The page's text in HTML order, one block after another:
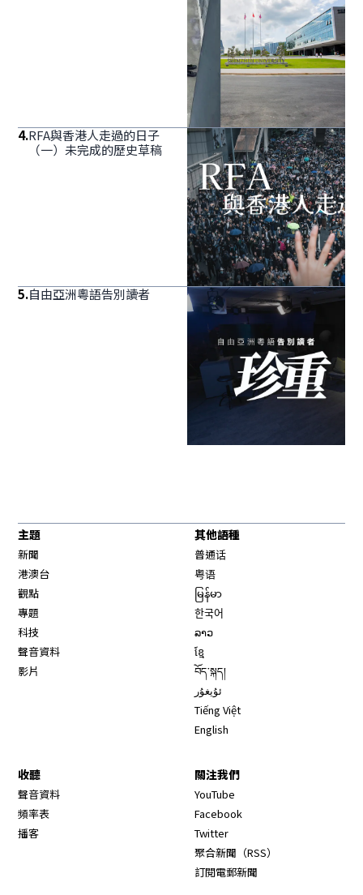
4.RFA與香港人走過的日子
（一）未完成的歷史草稿
5.自由亞洲粵語告別讀者
主題
新聞
港澳台
觀點
專題
科技
聲音資料
影片
其他語種
普通话
粤语
မြန်မာ
한국어
ລາວ
ខ្មែ
བོད་སྐད།
ئۇيغۇر
Tiếng Việt
English
收聽
聲音資料
頻率表
播客
關注我們
YouTube
Facebook
Twitter
聚合新聞（RSS）
訂閱電郵新聞